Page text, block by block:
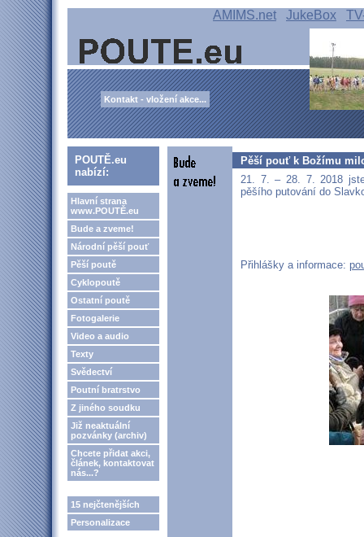
AMIMS.net JukeBox
Kontakt - vložení akce...
POUTĚ.eu
nabízí:
Hlavní strana
www.POUTĚ.eu
Bude a zveme!
Národní pěší pouť
Pěší poutě
Cyklopoutě
Ostatní poutě
Fotogalerie
Video a audio
Texty
Svědectví
Poutní bratrstvo
Z jiného soudku
Již neaktuální
pozvánky (archiv)
Chcete přidat akci,
článek, kontaktovat
nás...?
15 nejčtenějších
Personalizace
Pěší pouť k Božímu
21. 7. – 28. 7. 2018
pěšího putování do
Přihlášky a informace: